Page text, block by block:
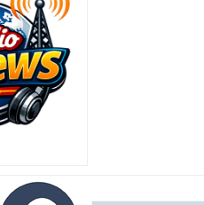
[ 08/08/2026 ] Forino (AV): Sale l’attesa
patronali
[ 08/08/2026 ] Quadrelle in Festa: Tutto
EVIDENZA
[ 08/08/2026 ]
[ 08/08/2026 ] U.S. Avellino. Sponsor e